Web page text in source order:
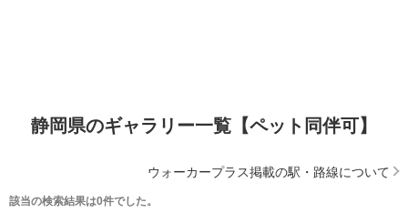
静岡県のギャラリー一覧【ペット同伴可】
ウォーカープラス掲載の駅・路線について
該当の検索結果は0件でした。